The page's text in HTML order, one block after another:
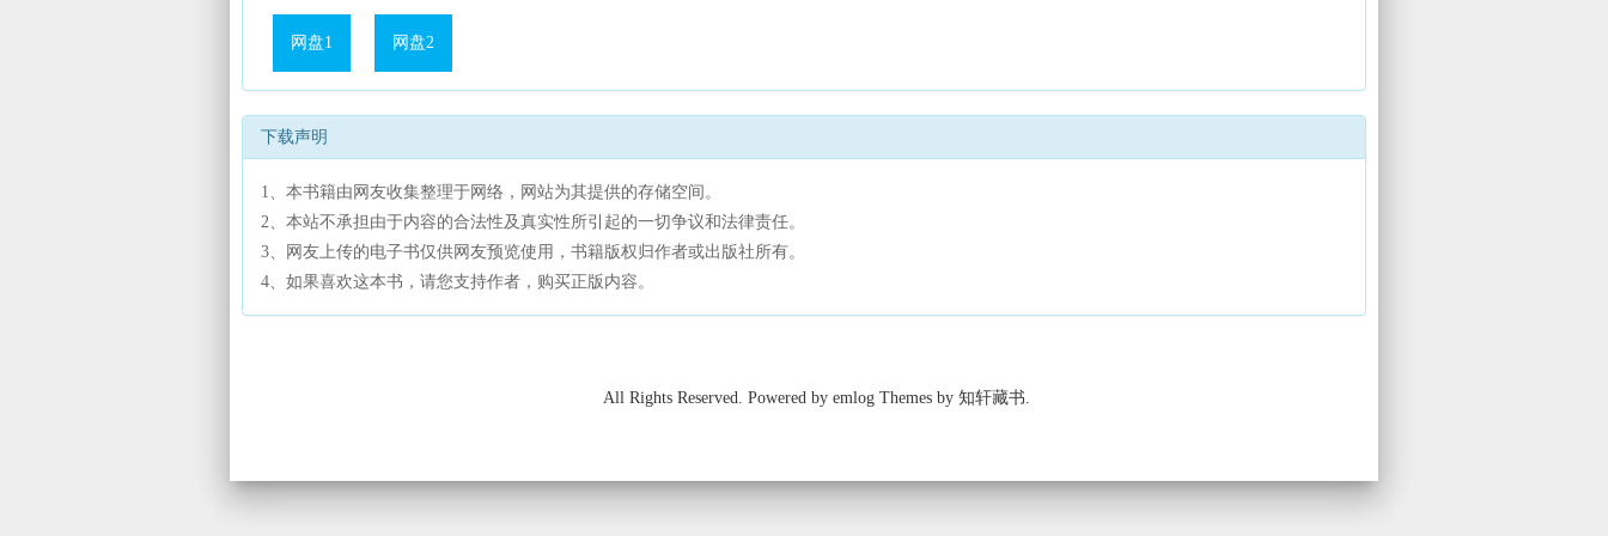
网盘1 网盘2
下载声明
1、本书籍由网友收集整理于网络，网站为其提供的存储空间。
2、本站不承担由于内容的合法性及真实性所引起的一切争议和法律责任。
3、网友上传的电子书仅供网友预览使用，书籍版权归作者或出版社所有。
4、如果喜欢这本书，请您支持作者，购买正版内容。
All Rights Reserved. Powered by emlog Themes by 知轩藏书.